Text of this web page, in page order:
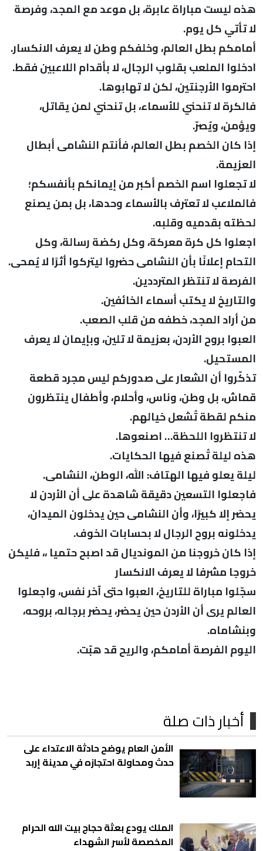
هذه ليست مباراة عابرة، بل موعد مع المجد، وفرصة
لا تأتي كل يوم.
أمامكم بطل العالم، وخلفكم وطن لا يعرف الانكسار.
ادخلوا الملعب بقلوب الرجال، لا بأقدام اللاعبين فقط.
احترموا الأرجنتين، لكن لا تهابوها.
فالكرة لا تنحني للأسماء، بل تنحني لمن يقاتل،
ويؤمن، ويُصرّ.
إذا كان الخصم بطل العالم، فأنتم النشامى أبطال
العزيمة.
لا تجعلوا اسم الخصم أكبر من إيمانكم بأنفسكم؛
فالملاعب لا تعترف بالأسماء وحدها، بل بمن يصنع
لحظته بقدميه وقلبه.
اجعلوا كل كرة معركة، وكل ركضة رسالة، وكل
التحام إعلانًا بأن النشامى حضروا ليتركوا أثرًا لا يُمحى.
الفرصة لا تنتظر المترددين.
والتاريخ لا يكتب أسماء الخائفين.
من أراد المجد، خطفه من قلب الصعب.
العبوا بروح الأردن، بعزيمة لا تلين، وبإيمان لا يعرف
المستحيل.
تذكّروا أن الشعار على صدوركم ليس مجرد قطعة
قماش، بل وطن، وناس، وأحلام، وأطفال ينتظرون
منكم لقطة تُشعل خيالهم.
لا تنتظروا اللحظة… اصنعوها.
هذه ليلة تُصنع فيها الحكايات.
ليلة يعلو فيها الهتاف: الله، الوطن، النشامى.
فاجعلوا التسعين دقيقة شاهدة على أن الأردن لا
يحضر إلا كبيرًا، وأن النشامى حين يدخلون الميدان،
يدخلونه بروح الرجال لا بحسابات الخوف.
إذا كان خروجنا من المونديال قد اصبح حتميا ،، فليكن
خروجا مشرفا لا يعرف الانكسار
سجّلوا مباراة للتاريخ، العبوا حتى آخر نفس، واجعلوا
العالم يرى أن الأردن حين يحضر، يحضر برجاله، بروحه،
وبنشاماه.
اليوم الفرصة أمامكم، والريح قد هبّت.
أخبار ذات صلة
الأمن العام يوضح حادثة الاعتداء على
حدث ومحاولة احتجازه في مدينة إربد
الملك يودع بعثة حجاج بيت ﷲ الحرام
المخصصة لأسر الشهداء